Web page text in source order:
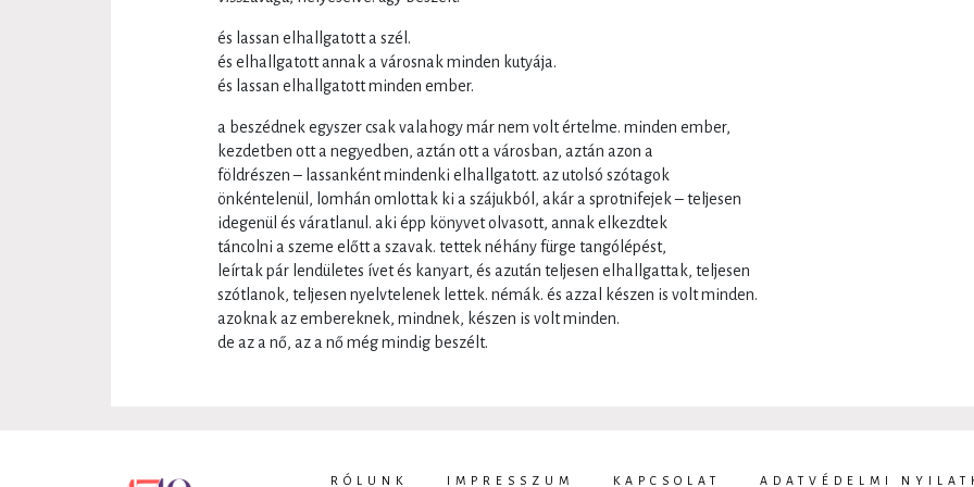
és lassan elhallgatott a szél.
és elhallgatott annak a városnak minden kutyája.
és lassan elhallgatott minden ember.
a beszédnek egyszer csak valahogy már nem volt értelme. minden ember,
kezdetben ott a negyedben, aztán ott a városban, aztán azon a
földrészen – lassanként mindenki elhallgatott. az utolsó szótagok
önkéntelenül, lomhán omlottak ki a szájukból, akár a sprotnifejek – teljesen
idegenül és váratlanul. aki épp könyvet olvasott, annak elkezdtek
táncolni a szeme előtt a szavak. tettek néhány fürge tangólépést,
leírtak pár lendületes ívet és kanyart, és azután teljesen elhallgattak, teljesen
szótlanok, teljesen nyelvtelenek lettek. némák. és azzal készen is volt minden.
azoknak az embereknek, mindnek, készen is volt minden.
de az a nő, az a nő még mindig beszélt.
RÓLUNK IMPRESSZUM KAPCSOLAT ADATVÉDELMI